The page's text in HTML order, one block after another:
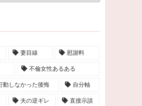
妻目線 慰謝料
不倫女性あるある
動しなかった後悔 自分軸
夫の逆ギレ 直接示談